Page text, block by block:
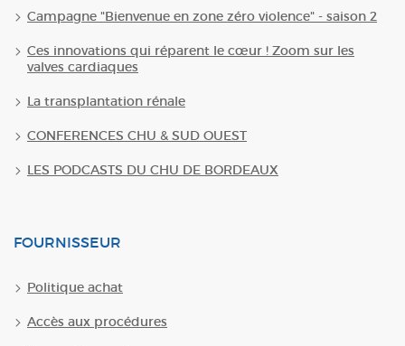
Campagne "Bienvenue en zone zéro violence" - saison 2
Ces innovations qui réparent le cœur ! Zoom sur les
valves cardiaques
La transplantation rénale
CONFERENCES CHU & SUD OUEST
LES PODCASTS DU CHU DE BORDEAUX
FOURNISSEUR
Politique achat
Accès aux procédures